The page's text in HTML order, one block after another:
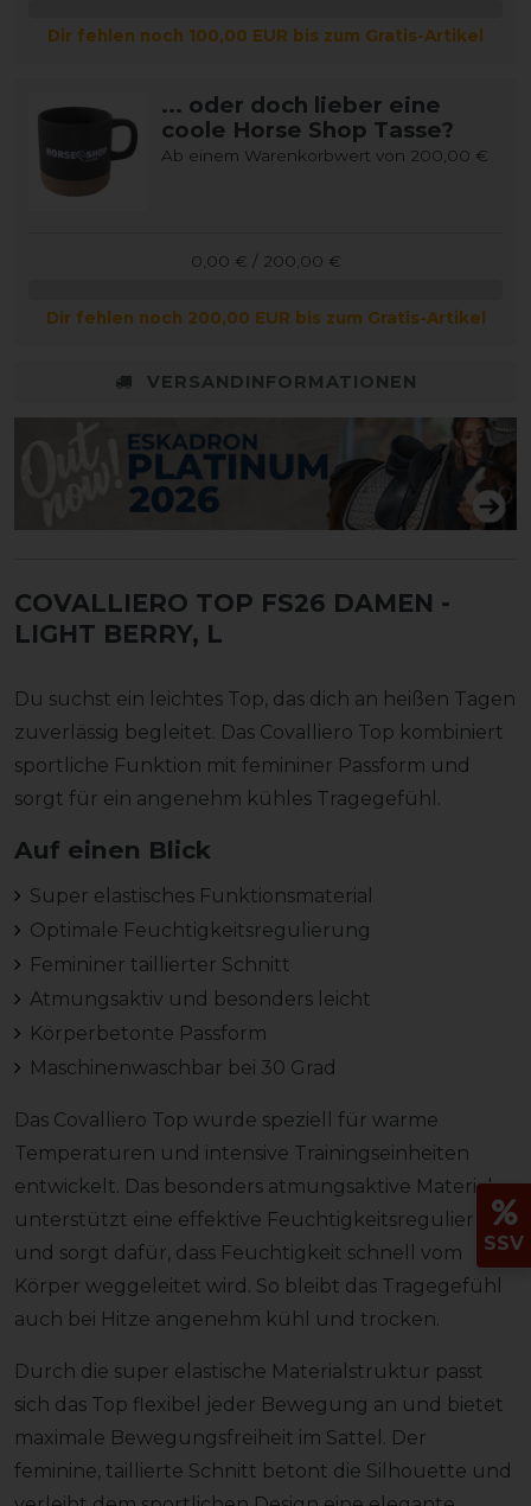
Dir fehlen noch 100,00 EUR bis zum Gratis-Artikel
... oder doch lieber eine
coole Horse Shop Tasse?
Ab einem Warenkorbwert von 200,00 €
0,00 € / 200,00 €
Dir fehlen noch 200,00 EUR bis zum Gratis-Artikel
VERSANDINFORMATIONEN
COVALLIERO TOP FS26 DAMEN -
LIGHT BERRY, L
Du suchst ein leichtes Top, das dich an heißen Tagen
zuverlässig begleitet. Das Covalliero Top kombiniert
sportliche Funktion mit femininer Passform und
sorgt für ein angenehm kühles Tragegefühl.
Auf einen Blick
Super elastisches Funktionsmaterial
Optimale Feuchtigkeitsregulierung
Femininer taillierter Schnitt
Atmungsaktiv und besonders leicht
Körperbetonte Passform
Maschinenwaschbar bei 30 Grad
Das Covalliero Top wurde speziell für warme
Temperaturen und intensive Trainingseinheiten
entwickelt. Das besonders atmungsaktive Material
unterstützt eine effektive Feuchtigkeitsregulierung
und sorgt dafür, dass Feuchtigkeit schnell vom
Körper weggeleitet wird. So bleibt das Tragegefühl
auch bei Hitze angenehm kühl und trocken.
Durch die super elastische Materialstruktur passt
sich das Top flexibel jeder Bewegung an und bietet
maximale Bewegungsfreiheit im Sattel. Der
feminine, taillierte Schnitt betont die Silhouette und
SSV